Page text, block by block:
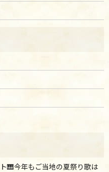
🎹今年もご当地の夏祭り歌は